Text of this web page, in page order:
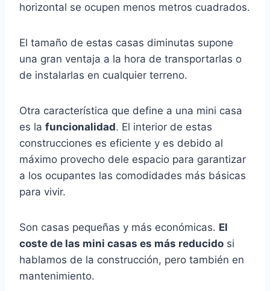
horizontal se ocupen menos metros cuadrados.
El tamaño de estas casas diminutas supone
una gran ventaja a la hora de transportarlas o
de instalarlas en cualquier terreno.
Otra característica que define a una mini casa
es la funcionalidad. El interior de estas
construcciones es eficiente y es debido al
máximo provecho dele espacio para garantizar
a los ocupantes las comodidades más básicas
para vivir.
Son casas pequeñas y más económicas. El
coste de las mini casas es más reducido si
hablamos de la construcción, pero también en
mantenimiento.